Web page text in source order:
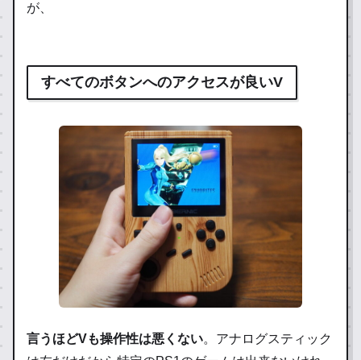
が、
すべてのボタンへのアクセスが良いV
言うほどVも操作性は悪くない。アナログスティック